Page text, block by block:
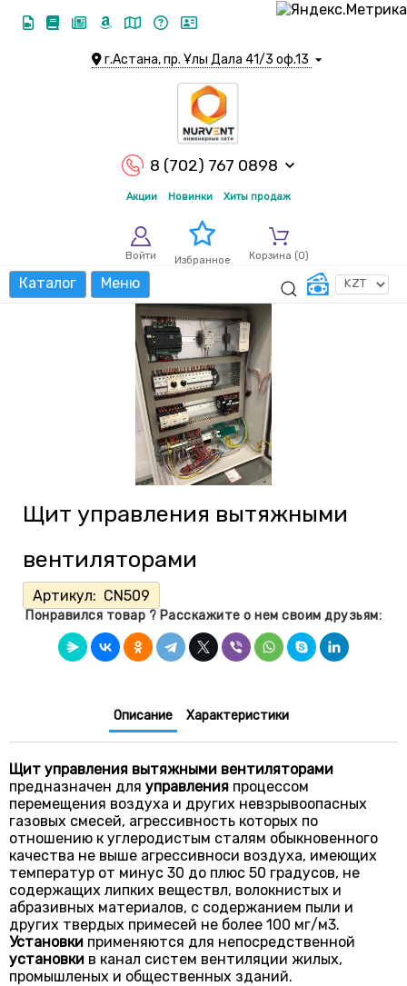
г.Астана, пр. Ұлы Дала 41/3 оф.13
8 (702) 767 0898
Акции Новинки Хиты продаж
Войти Избранное Корзина (0)
Каталог Меню
Щит управления вытяжными
вентиляторами
Артикул: CN509
Понравился товар ? Расскажите о нем своим друзьям:
Описание Характеристики
Щит управления вытяжными вентиляторами
предназначен для управления процессом
перемещения воздуха и других невзрывоопасных
газовых смесей, агрессивность которых по
отношению к углеродистым сталям обыкновенного
качества не выше агрессивноси воздуха, имеющих
температур от минус 30 до плюс 50 градусов, не
содержащих липких веществл, волокнистых и
абразивных материалов, с содержанием пыли и
других твердых примесей не более 100 мг/м3.
Установки применяются для непосредственной
установки в канал систем вентиляции жилых,
промышленых и общественных зданий.